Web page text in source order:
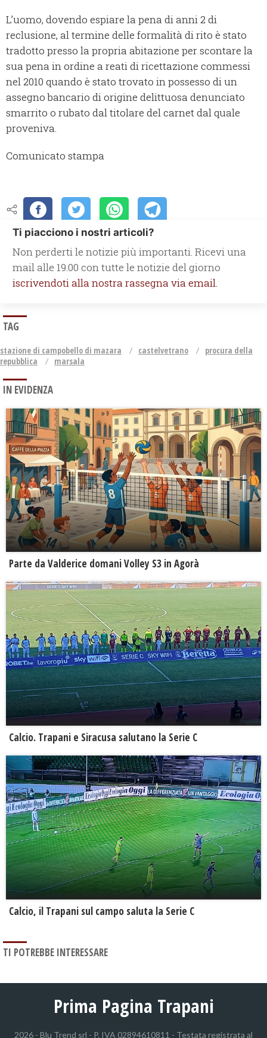
L’uomo, dovendo espiare la pena di anni 2 di
reclusione, al termine delle formalità di rito è stato
tradotto presso la propria abitazione per scontare la
sua pena in ordine a reati di ricettazione commessi
nel 2010 quando è stato trovato in possesso di un
assegno bancario di origine delittuosa denunciato
smarrito o rubato dal titolare del carnet dal quale
proveniva.
Comunicato stampa
Ti piacciono i nostri articoli?
Non perderti le notizie più importanti. Ricevi una
mail alle 19.00 con tutte le notizie del giorno
iscrivendoti alla nostra rassegna via email.
TAG
stazione di campobello di mazara castelvetrano
procura della
repubblica
marsala
IN EVIDENZA
Parte da Valderice domani Volley S3 in Agorà
Calcio. Trapani e Siracusa salutano la Serie C
Calcio, il Trapani sul campo saluta la Serie C
TI POTREBBE INTERESSARE
Prima Pagina Trapani
2026 - Blu Trend srl - P. IVA 02894610811 - Testata registrata al